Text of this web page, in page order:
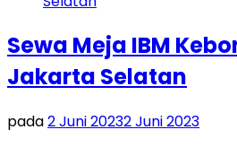
Sewa Meja IBM
Jakarta Selatan
pada2 Juni 20232 Juni 2023